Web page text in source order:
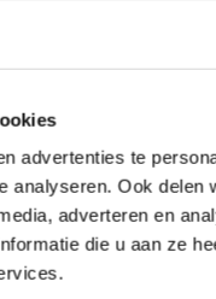
advertenties te
analyseren. Ook
adverteren en
die u aan ze